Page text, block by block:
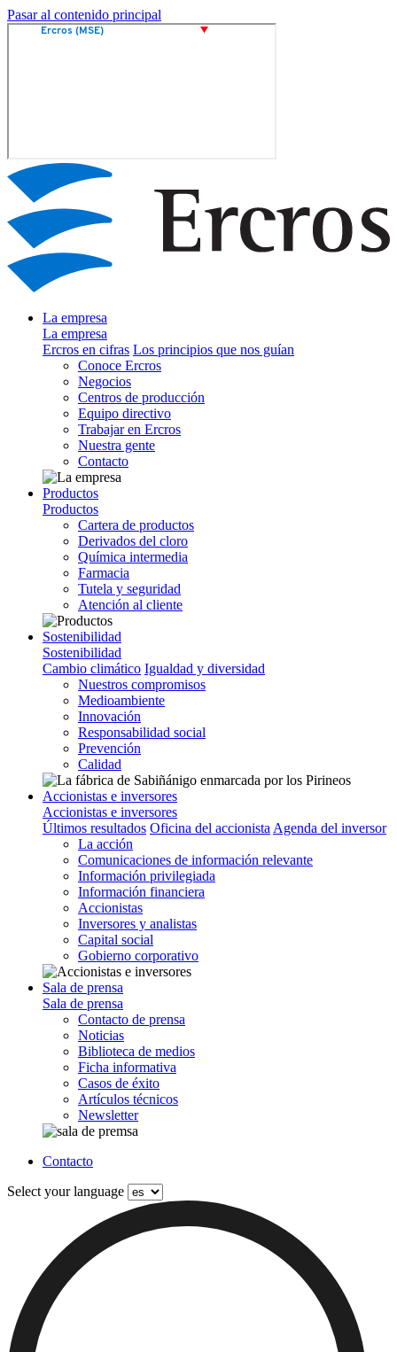
Pasar al contenido principal
La empresa
La empresa
Ercros en cifras Los principios que nos guían
Conoce Ercros
Negocios
Centros de producción
Equipo directivo
Trabajar en Ercros
Nuestra gente
Contacto
Productos
Productos
Cartera de productos
Derivados del cloro
Química intermedia
Farmacia
Tutela y seguridad
Atención al cliente
Sostenibilidad
Sostenibilidad
Cambio climático Igualdad y diversidad
Nuestros compromisos
Medioambiente
Innovación
Responsabilidad social
Prevención
Calidad
Accionistas e inversores
Accionistas e inversores
Últimos resultados Oficina del accionista Agenda del inversor
La acción
Comunicaciones de información relevante
Información privilegiada
Información financiera
Accionistas
Inversores y analistas
Capital social
Gobierno corporativo
Sala de prensa
Sala de prensa
Contacto de prensa
Noticias
Biblioteca de medios
Ficha informativa
Casos de éxito
Artículos técnicos
Newsletter
Contacto
Select your language